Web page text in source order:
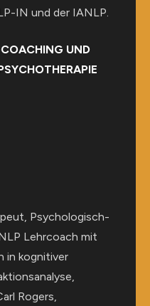
IN und der IANLP.
UND
Psychologisch-
Lehrcoach mit
in kognitiver
Rogers,